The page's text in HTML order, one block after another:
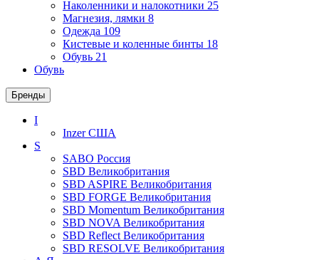
Наколенники и налокотники 25
Магнезия, лямки 8
Одежда 109
Кистевые и коленные бинты 18
Обувь 21
Обувь
Бренды
I
InzerСША
S
SABO Россия
SBD Великобритания
SBD ASPIRE Великобритания
SBD FORGE Великобритания
SBD Momentum Великобритания
SBD NOVA Великобритания
SBD Reflect Великобритания
SBD RESOLVE Великобритания